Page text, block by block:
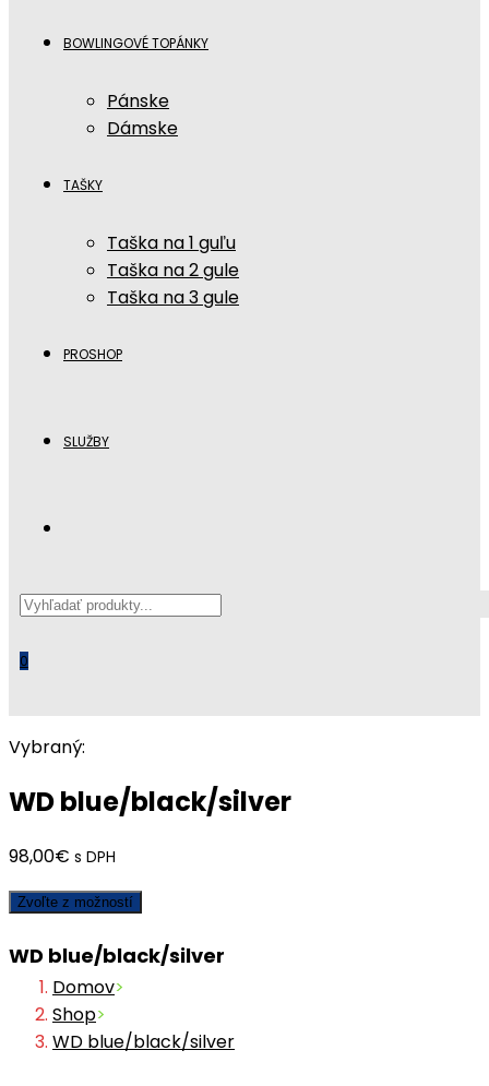
BOWLINGOVÉ TOPÁNKY
Pánske
Dámske
TAŠKY
Taška na 1 guľu
Taška na 2 gule
Taška na 3 gule
PROSHOP
SLUŽBY
Search
website
0
Vybraný:
WD blue/black/silver
98,00€ s DPH
Zvoľte z možností
WD blue/black/silver
Domov>
Shop>
WD blue/black/silver